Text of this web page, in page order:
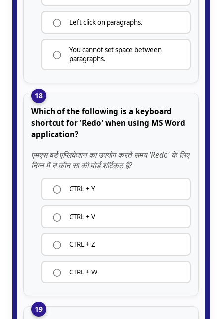
Left click on paragraphs.
You cannot set space between
paragraphs.
18
Which of the following is a keyboard
shortcut for 'Redo' when using MS Word
application?
एमएस वर्ड एप्लिकेशन का उपयोग करते समय 'Redo' के लिए
निम्न में से कौन सा की बोर्ड शॉर्टकट है?
CTRL + Y
CTRL + V
CTRL + Z
CTRL + W
19